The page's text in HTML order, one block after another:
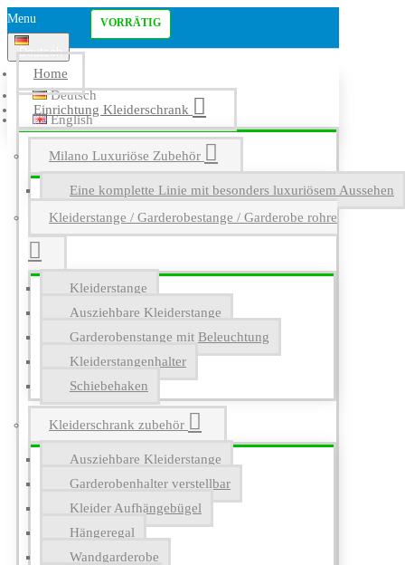
Menu
Deutsch
Deutsch
English
Home
Einrichtung Kleiderschrank
Milano Luxuriöse Zubehör
Eine komplette Linie mit besonders luxuriösem Aussehen
Kleiderstange / Garderobestange / Garderobe rohre
Kleiderstange
Ausziehbare Kleiderstange
Garderobenstange mit Beleuchtung
Kleiderstangenhalter
Schiebehaken
Kleiderschrank zubehör
Ausziehbare Kleiderstange
Garderobenhalter verstellbar
Kleider Aufhängebügel
Hängeregal
Wandgarderobe
VORRÄTIG